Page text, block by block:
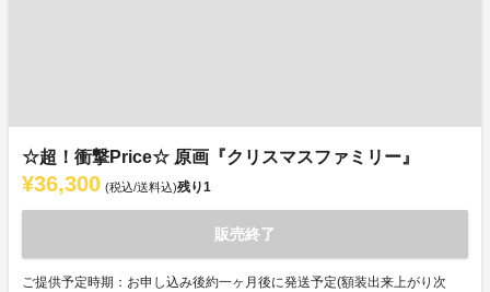
☆超！衝撃Price☆ 原画『クリスマスファミリー』
¥36,300 (税込/送料込)残り1
販売終了
ご提供予定時期：お申し込み後約一ヶ月後に発送予定(額装出来上がり次